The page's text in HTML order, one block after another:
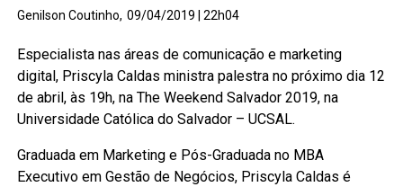
Genilson Coutinho, 09/04/2019 | 22h04
Especialista nas áreas de comunicação e marketing
digital, Priscyla Caldas ministra palestra no próximo dia 12
de abril, às 19h, na The Weekend Salvador 2019, na
Universidade Católica do Salvador – UCSAL.
Graduada em Marketing e Pós-Graduada no MBA
Executivo em Gestão de Negócios, Priscyla Caldas é